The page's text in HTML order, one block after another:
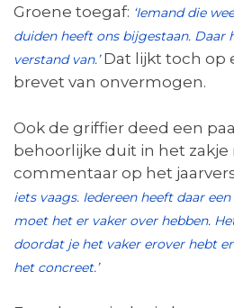
Groene toegaf: ‘Iemand die
duiden heeft ons bijgestaan. Daar
verstand van.’Dat lijkt toch op
brevet van onvermogen.
Ook de griffier deed een
behoorlijke duit in het zakje
commentaar op het
iets vaags. Iedereen heeft daar
moet het er vaker over hebben.
doordat je het vaker erover hebt
het concreet.’